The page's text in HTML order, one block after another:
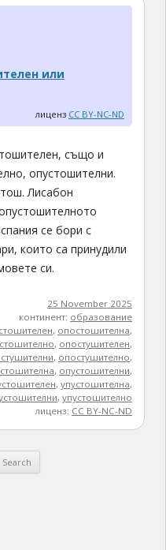
или
лиценз CC BY-NC-ND
също и
опустошителни.
Лисабон
се бори с
които са принудили
си.
25 November 2025
континент: образование
, опостошителна,
, опостушителен,
, опостушително,
, опустошителни,
,упустошителна,
,упустошително
лиценз: CC BY-NC-ND